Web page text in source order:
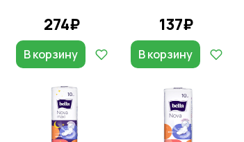
274₽
В корзину
137₽
В корзину